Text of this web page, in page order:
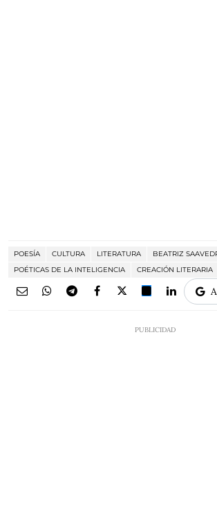
POESÍA CULTURA LITERATURA
BEATRIZ
POÉTICAS DE LA INTELIGENCIA
CREACIÓN LITERARIA